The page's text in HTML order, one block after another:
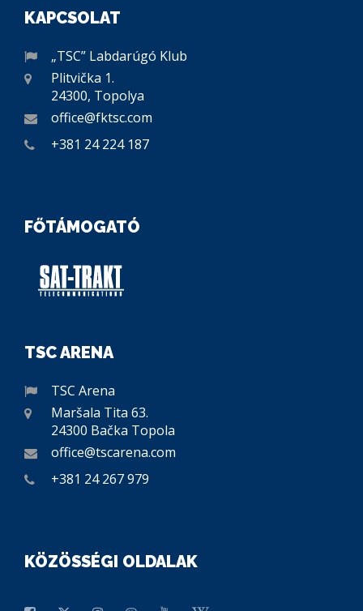
KAPCSOLAT
„TSC” Labdarúgó Klub
Plitvička 1.
24300, Topolya
office@fktsc.com
+381 24 224 187
FŐTÁMOGATÓ
TSC ARENA
TSC Arena
Maršala Tita 63.
24300 Bačka Topola
office@tscarena.com
+381 24 267 979
KÖZÖSSÉGI OLDALAK